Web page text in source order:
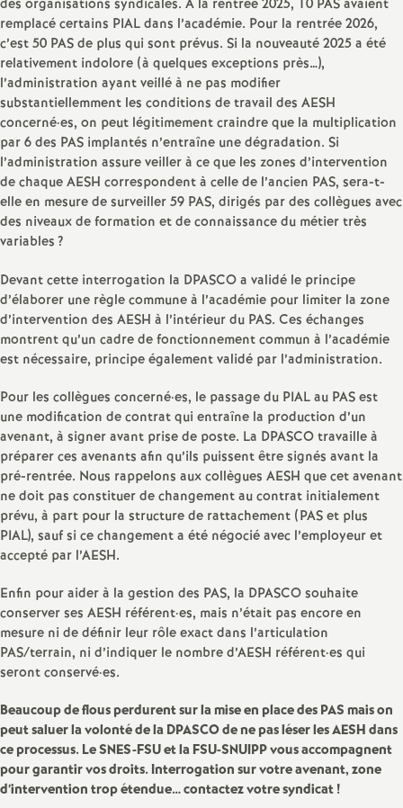
i
g
n
e
m
e
n
t
s
d
e
S
e
c
o
n
d
des organisations syndicales. A la rentrée 2025, 10 PAS avaient
remplacé certains PIAL dans l’académie. Pour la rentrée 2026,
c’est 50 PAS de plus qui sont prévus. Si la nouveauté 2025 a été
relativement indolore (à quelques exceptions près…),
l’administration ayant veillé à ne pas modifier
substantiellemment les conditions de travail des AESH
concerné·es, on peut légitimement craindre que la multiplication
par 6 des PAS implantés n’entraîne une dégradation. Si
l’administration assure veiller à ce que les zones d’intervention
de chaque AESH correspondent à celle de l’ancien PAS, sera-t-
elle en mesure de surveiller 59 PAS, dirigés par des collègues avec
des niveaux de formation et de connaissance du métier très
variables?
Devant cette interrogation la DPASCO a validé le principe
d’élaborer une règle commune à l’académie pour limiter la zone
d’intervention des AESH à l’intérieur du PAS. Ces échanges
montrent qu’un cadre de fonctionnement commun à l’académie
est nécessaire, principe également validé par l’administration.
Pour les collègues concerné·es, le passage du PIAL au PAS est
une modification de contrat qui entraîne la production d’un
avenant, à signer avant prise de poste. La DPASCO travaille à
préparer ces avenants afin qu’ils puissent être signés avant la
pré-rentrée. Nous rappelons aux collègues AESH que cet avenant
ne doit pas constituer de changement au contrat initialement
prévu, à part pour la structure de rattachement (PAS et plus
PIAL), sauf si ce changement a été négocié avec l’employeur et
accepté par l’AESH.
Enfin pour aider à la gestion des PAS, la DPASCO souhaite
conserver ses AESH référent·es, mais n’était pas encore en
mesure ni de définir leur rôle exact dans l’articulation
PAS/terrain, ni d’indiquer le nombre d’AESH référent·es qui
seront conservé·es.
Beaucoup de flous perdurent sur la mise en place des PAS mais on
peut saluer la volonté de la DPASCO de ne pas léser les AESH dans
ce processus. Le SNES-FSU et la FSU-SNUIPP vous accompagnent
pour garantir vos droits. Interrogation sur votre avenant, zone
d’intervention trop étendue… contactez votre syndicat!